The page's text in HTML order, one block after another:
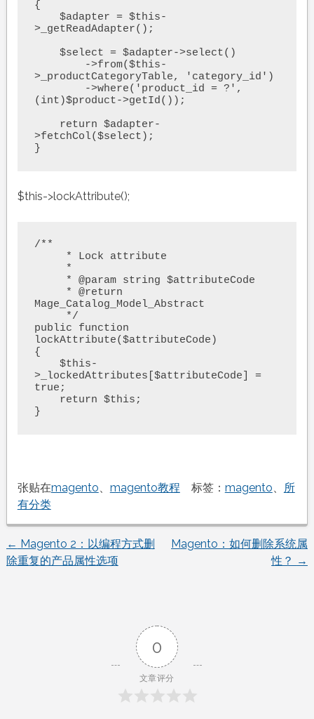
{
>_getReadAdapter();
>_productCategoryTable, 'category_id')
(int)$product->getId());
>fetchCol($select);
}
$this->lockAttribute();
/**
Mage_Catalog_Model_Abstract
public function
lockAttribute($attributeCode)
{
>_lockedAttributes[$attributeCode] =
true;
}
张贴在magento、 magento教程 标签： magento、 所
有分类
文
← Magento 2：以编程方式删
除重复的产品属性选项
Magento：如何删除系统属
性？ →
0
文章评分